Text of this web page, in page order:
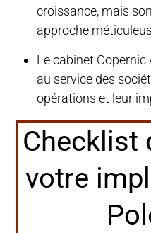
croissance, mais
approche
Le cabinet
au service des
opérations et leur
Checklist
votre